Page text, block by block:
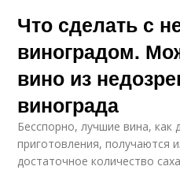
Что сделать с
виноградом.
вино из
винограда
Бесспорно, лучшие вина, как
приготовления, получаются
достаточное количество